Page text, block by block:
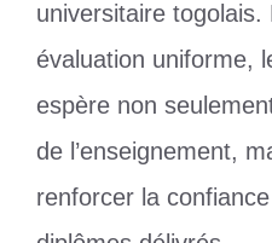
universitaire
évaluation uniforme,
espère non
de l’enseignement,
renforcer la